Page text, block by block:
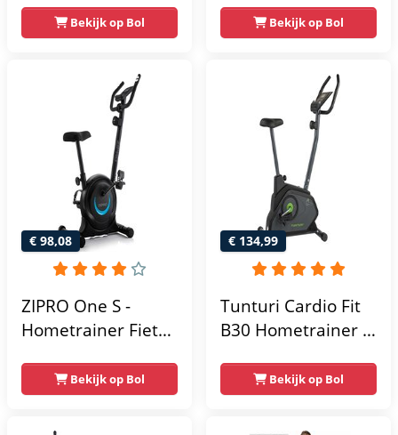
Verstelbaar Zadel -
0-100% weerstand
Hartslagfunctie -
Max 130kg -
Extreem Stil
Bekijk op Bol
Weerstandniveau's
- Verstelbaar zadel
Tablethouder -
Max. 120 kg
Gebruikersgewicht
- Fitnessfiets
Bekijk op Bol
€ 98,08
ZIPRO One S -
Hometrainer Fiets -
Magnetische Fiets -
Hartslagsensoren -
Gemakkelijk te
Bekijk op Bol
€ 134,99
Tunturi Cardio Fit
B30 Hometrainer -
weerstandsniveaus
- Tablethouder -
Hartslagfunctie en
Bekijk op Bol